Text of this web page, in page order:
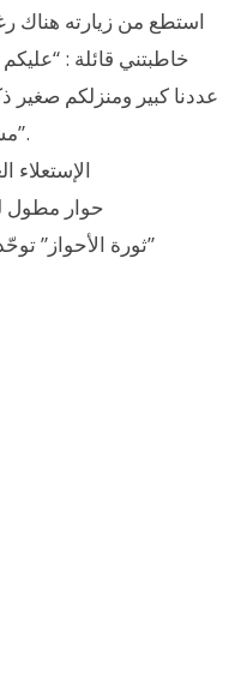
استطع من زيارته هناك
خاطبتني قائلة :
عددنا كبير ومنزلكم صغير
مشكلة، ان البرة لنا والداخل لكم”.
الإستعلاء
حوار مطول
ثورة الأحواز” توحّد الهتافات برحيل نظام الملالي”